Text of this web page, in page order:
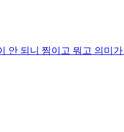
안 되니 찜이고 뭐고 의미